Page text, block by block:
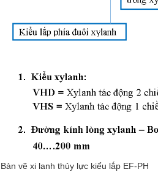
Bản vẽ xi lanh thủy lực kiểu lắp EF-PH